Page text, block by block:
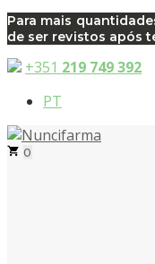
Saltar
para
o
conteúdo
Para mais
de ser revistos após
+351 219 749 392
PT
0